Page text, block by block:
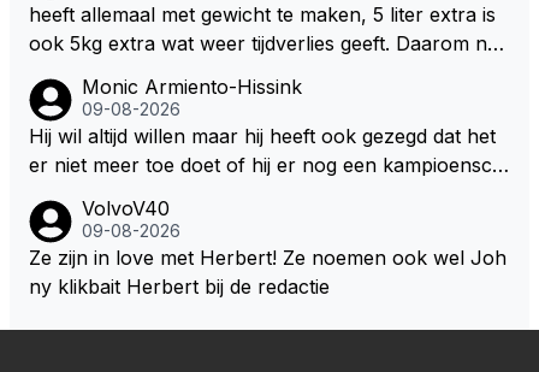
heeft allemaal met gewicht te maken, 5 liter extra is
ook 5kg extra wat weer tijdverlies geeft. Daarom ne
auto, het is extra gewicht plus na 15 minuten is het h
ete thee geworden.
Monic Armiento-Hissink
09-08-2026
Hij wil altijd willen maar hij heeft ook gezegd dat het
er niet meer toe doet of hij er nog een kampioensch
ioen is hij al, dat zal zijn leven niet veranderen. Hij wi
l in de eerste plaats races winnen met de eigen moto
r van RB. Dat zijn zijn eigen uitspraken in een van de
e goede richting in gestuurd worden. Als hij perse uit
VolvoV40
09-08-2026
Ze zijn in love met Herbert! Ze noemen ook wel Joh
ny klikbait Herbert bij de redactie